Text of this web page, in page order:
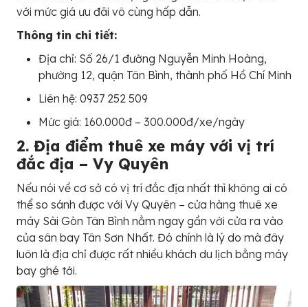
với mức giá ưu đãi vô cùng hấp dẫn.
Thông tin chi tiết:
Địa chỉ: Số 26/1 đường Nguyễn Minh Hoàng,
phường 12, quận Tân Bình, thành phố Hồ Chí Minh
Liên hệ: 0937 252 509
Mức giá: 160.000đ – 300.000đ/xe/ngày
2. Địa điểm thuê xe máy với vị trí
đắc địa – Vy Quyên
Nếu nói về cơ sở có vị trí đắc địa nhất thì không ai có
thể so sánh được với Vy Quyên – cửa hàng thuê xe
máy Sài Gòn Tân Bình nằm ngay gần với cửa ra vào
của sân bay Tân Sơn Nhất. Đó chính là lý do mà đây
luôn là địa chỉ được rất nhiều khách du lịch bằng máy
bay ghé tới.